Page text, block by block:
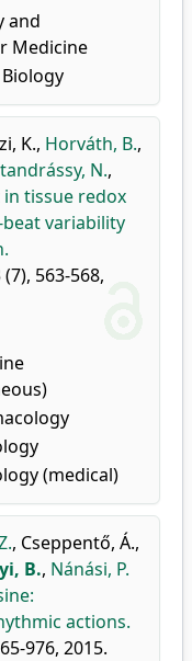
and
Medicine
K., Horváth, B.,
N.,
tissue redox
variability
(7), 563-568,
(medical)
, Cseppentő, Á.,
B., Nánási, P.
actions.
976, 2015.